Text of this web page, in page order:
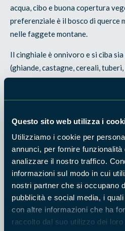
Questo sito web utilizza i
Utilizziamo i cookie per
annunci, per fornire
analizzare il nostro traffico.
informazioni sul modo in cui
nostri partner che si occupano
pubblicità e social media, i
con altre informazioni che ha
raccolto dal suo utilizzo dei
acqua, cibo e buona copertura
preferenziale è il bosco di querce
nelle faggete montane.
Il cinghiale è onnivoro e si ciba
(ghiande, castagne, cereali,
Segni della sua presenza sono i
ed insetti, svolgendo in questo
la dispersione e la gemmazione
cinghiale rappresenta l'ungulato
flessibilità ecologica, l'elevata
comportamento gregario,
cerealicole, lo rendono una
piccoli di cinghiale costituiscono